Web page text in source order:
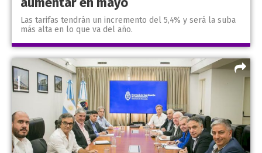
Las tarifas tendrán un incremento del 5,4% y será la suba
más alta en lo que va del año.